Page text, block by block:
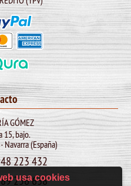
GÓMEZ
15, bajo.
Navarra (España)
223 432
256 638
usa cookies